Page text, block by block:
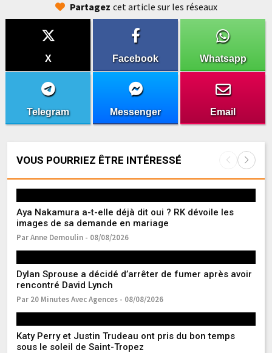
Partagez cet article sur les réseaux
X Facebook Whatsapp
Telegram Messenger Email
VOUS POURRIEZ ÊTRE INTÉRESSÉ
Aya Nakamura a-t-elle déjà dit oui ? RK dévoile les
images de sa demande en mariage
Par Anne Demoulin - 08/08/2026
Dylan Sprouse a décidé d’arrêter de fumer après avoir
rencontré David Lynch
Par 20 Minutes Avec Agences - 08/08/2026
Katy Perry et Justin Trudeau ont pris du bon temps
sous le soleil de Saint-Tropez